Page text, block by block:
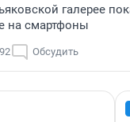
галерее
на смартфоны
Обсудить